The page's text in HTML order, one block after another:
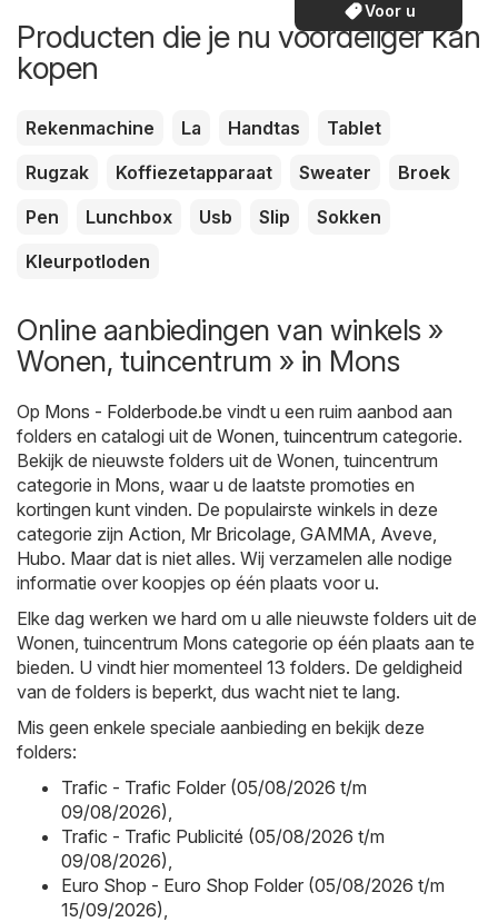
Voor u
Producten die je nu voordeliger kan
kopen
Rekenmachine La Handtas
Tablet
Rugzak
Koffiezetapparaat Sweater
Broek
Pen
Lunchbox Usb Slip
Sokken
Kleurpotloden
Online aanbiedingen van winkels »
Wonen, tuincentrum » in Mons
Op Mons - Folderbode.be vindt u een ruim aanbod aan
folders en catalogi uit de Wonen, tuincentrum categorie.
Bekijk de nieuwste folders uit de Wonen, tuincentrum
categorie in Mons, waar u de laatste promoties en
kortingen kunt vinden. De populairste winkels in deze
categorie zijn Action, Mr Bricolage, GAMMA, Aveve,
Hubo. Maar dat is niet alles. Wij verzamelen alle nodige
informatie over koopjes op één plaats voor u.
Elke dag werken we hard om u alle nieuwste folders uit de
Wonen, tuincentrum Mons categorie op één plaats aan te
bieden. U vindt hier momenteel 13 folders. De geldigheid
van de folders is beperkt, dus wacht niet te lang.
Mis geen enkele speciale aanbieding en bekijk deze
folders:
Trafic - Trafic Folder (05/08/2026 t/m
09/08/2026),
Trafic - Trafic Publicité (05/08/2026 t/m
09/08/2026),
Euro Shop - Euro Shop Folder (05/08/2026 t/m
15/09/2026),